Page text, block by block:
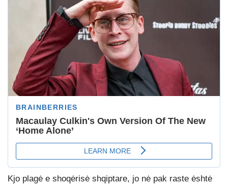
Kjo plagė e shoqėrisė shqiptare, jo nė pak raste ėshtė